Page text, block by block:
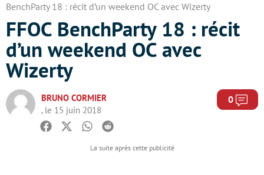
BenchParty 18 : récit d’un weekend OC avec Wizerty
FFOC BenchParty 18 : récit
d’un weekend OC avec
Wizerty
BRUNO CORMIER
, le 15 juin 2018
0
Facebook
TwitterWhatsapp
Reddit